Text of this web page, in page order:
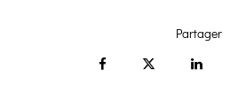
Partager